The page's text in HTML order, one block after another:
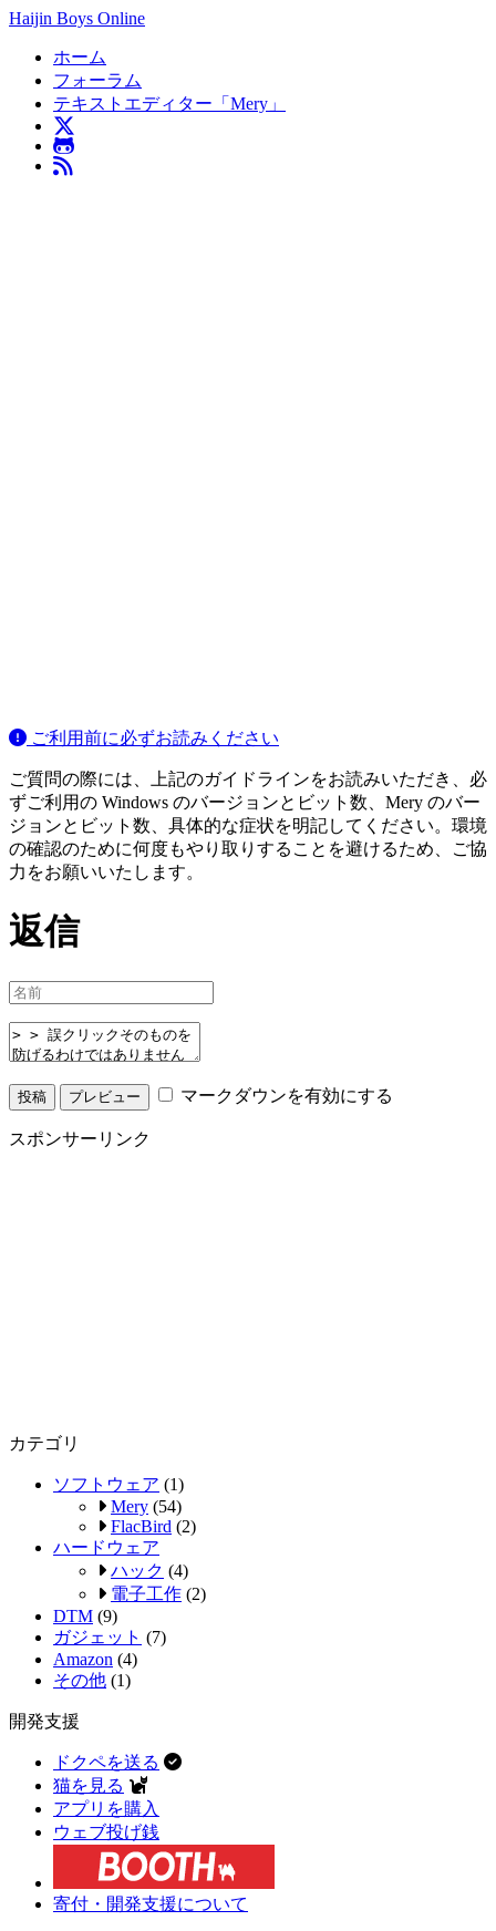
Haijin Boys Online
ホーム
フォーラム
テキストエディター「Mery」
ご利用前に必ずお読みください
ご質問の際には、上記のガイドラインをお読みいただき、必
ずご利用の Windows のバージョンとビット数、Mery のバー
ジョンとビット数、具体的な症状を明記してください。環境
の確認のために何度もやり取りすることを避けるため、ご協
力をお願いいたします。
返信
マークダウンを有効にする
スポンサーリンク
カテゴリ
ソフトウェア (1)
Mery (54)
FlacBird (2)
ハードウェア
ハック (4)
電子工作 (2)
DTM (9)
ガジェット (7)
Amazon (4)
その他 (1)
開発支援
ドクペを送る
猫を見る
アプリを購入
ウェブ投げ銭
寄付・開発支援について